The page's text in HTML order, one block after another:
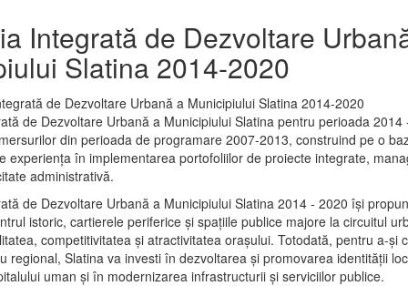
Integrată de Dezvoltare
Slatina 2014-2020
de Dezvoltare Urbană a Municipiului Slatina pentru perioada
din perioada de programare 2007-2013, construind pe o
experienţa în implementarea portofoliilor de proiecte integrate,
administrativă.
de Dezvoltare Urbană a Municipiului Slatina 2014 - 2020 își
istoric, cartierele periferice şi spaţiile publice majore la circuitul
competitivitatea şi atractivitatea oraşului. Totodată, pentru a-şi
regional, Slatina va investi în dezvoltarea şi promovarea identităţii
uman şi în modernizarea infrastructurii şi serviciilor publice.